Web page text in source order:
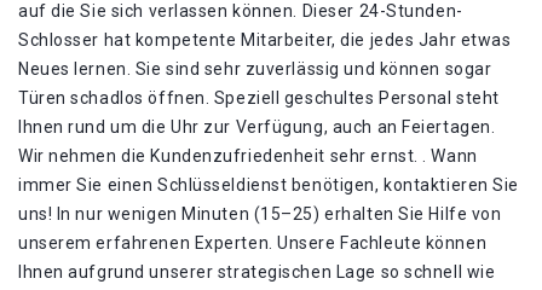
auf die Sie sich verlassen können. Dieser 24-Stunden-
Schlosser hat kompetente Mitarbeiter, die jedes Jahr etwas
Neues lernen. Sie sind sehr zuverlässig und können sogar
Türen schadlos öffnen. Speziell geschultes Personal steht
Ihnen rund um die Uhr zur Verfügung, auch an Feiertagen.
Wir nehmen die Kundenzufriedenheit sehr ernst. . Wann
immer Sie einen Schlüsseldienst benötigen, kontaktieren Sie
uns! In nur wenigen Minuten (15–25) erhalten Sie Hilfe von
unserem erfahrenen Experten. Unsere Fachleute können
Ihnen aufgrund unserer strategischen Lage so schnell wie